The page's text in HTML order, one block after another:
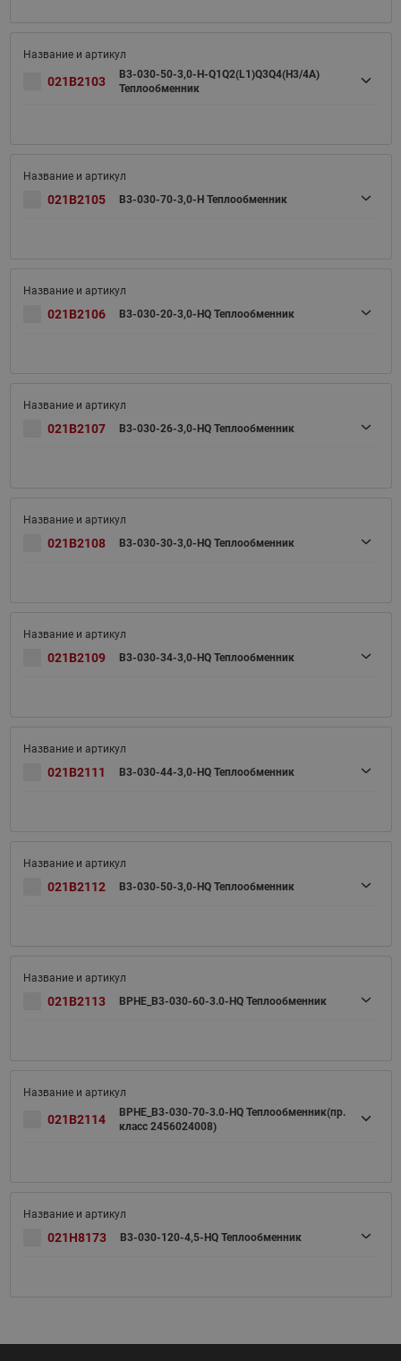
021B2103
B3-030-50-3,0-H-Q1Q2(L1)Q3Q4(H3/4A)
Теплообменник
021B2105 B3-030-70-3,0-H Теплообменник
021B2106 B3-030-20-3,0-HQ Теплообменник
021B2107 B3-030-26-3,0-HQ Теплообменник
021B2108 B3-030-30-3,0-HQ Теплообменник
021B2109 B3-030-34-3,0-HQ Теплообменник
021B2111 B3-030-44-3,0-HQ Теплообменник
021B2112 B3-030-50-3,0-HQ Теплообменник
021B2113 BPHE_B3-030-60-3.0-HQ Теплообменник
021B2114
BPHE_B3-030-70-3.0-HQ Теплообменник(пр.
класс 2456024008)
021H8173 B3-030-120-4,5-HQ Теплообменник